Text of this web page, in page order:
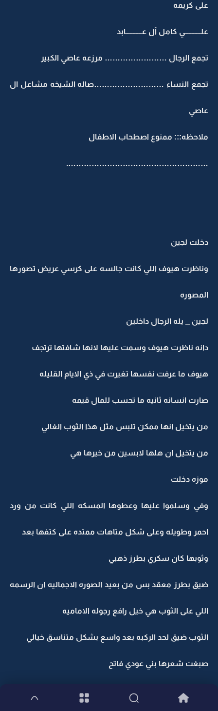
على كريمه
علـــــــــــي كامل آل عـــــــــــابد
تجمع الرجال …………………… مرزعه عاصي الكبير
تجمع النساء ………………………صاله الشيخه مشاعل ال
عاصي
ملاحظه::: ممنوع اصطحاب الاطفال
……………………………………………….
دخلت لجين
وناظرت هيوف اللي كانت جالسه على كرسي عريض تصورها
المصوره
لجين _ يله الرجال داخلين
دانه ناظرت هيوف وسمت عليها لانها شافتها ترتجف
هيوف ما عرفت نفسها تغيرت في ذي الايام القليله
صارت انسانه ثانيه ما تحسب للمال قيمه
من يتخيل انها ممكن تلبس مثل هذا الثوب الغالي
من يتخيل ان هلها لابسين من خيرها هي
موزه دخلت
وفي وسلموا عليها وعطوها المسكه اللي كانت من ورد
احمر وطويله وعلى شكل متاهات ممتده على كتفها بعد
وثوبها كان سكري بطرز ذهبي
ضيق بطرز معقد بس من بعيد الصوره الاجماليه ان الرسمه
اللي على الثوب هي خيل رافع رجوله الاماميه
الثوب ضيق لحد الركبه بعد واسع بشكل متناسق خيالي
صبغت شعرها بني عودي فاتح